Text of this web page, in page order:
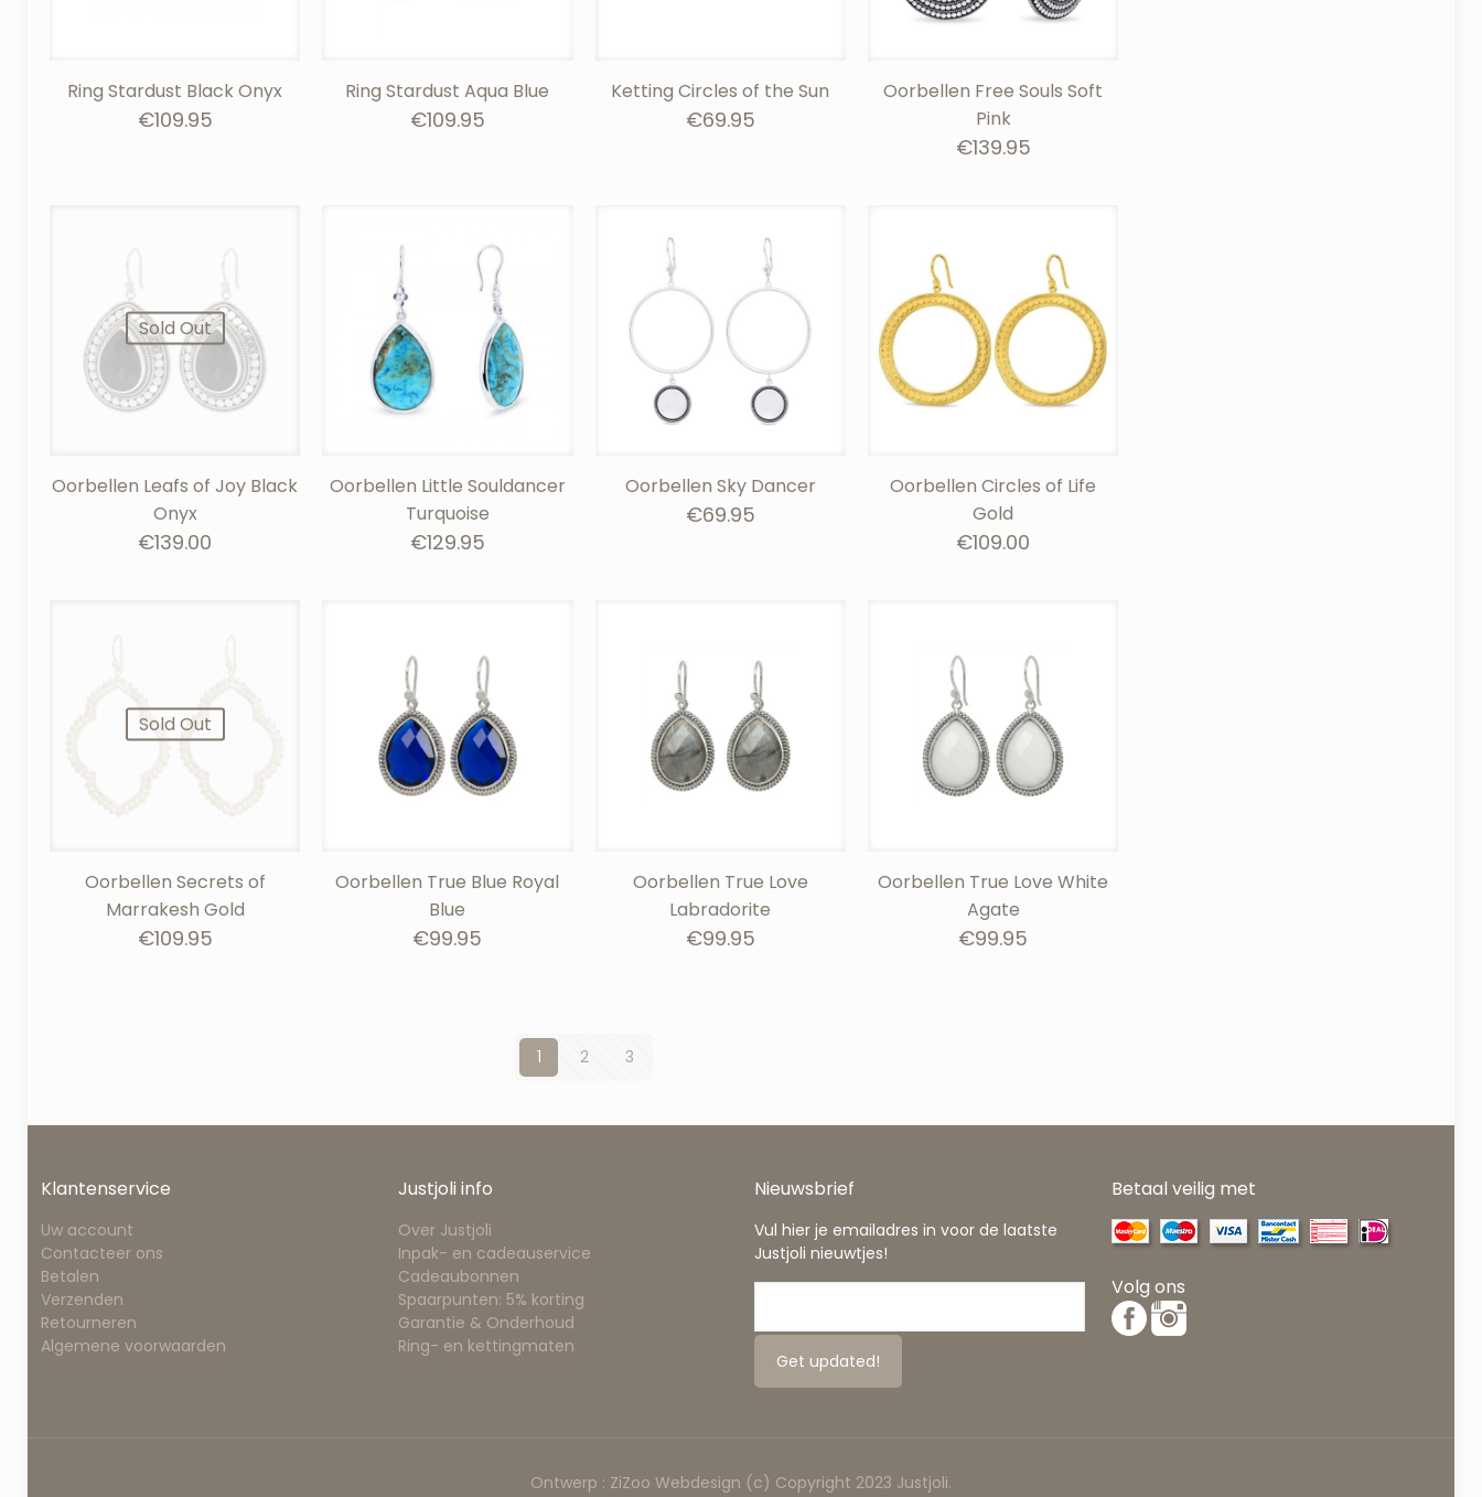
Ring Stardust Black Onyx
€109.95
Ring Stardust Aqua Blue
€109.95
Ketting Circles of the Sun
€69.95
Oorbellen Free Souls Soft
Pink
€139.95
Sold Out
Oorbellen Leafs of Joy Black
Onyx
€139.00
Oorbellen Little Souldancer
Turquoise
€129.95
Oorbellen Sky Dancer
€69.95
Oorbellen Circles of Life
Gold
€109.00
Sold Out
Oorbellen Secrets of
Marrakesh Gold
€109.95
Oorbellen True Blue Royal
Blue
€99.95
Oorbellen True Love
Labradorite
€99.95
Oorbellen True Love White
Agate
€99.95
1 2 3
Klantenservice
Uw account
Contacteer ons
Betalen
Verzenden
Retourneren
Algemene voorwaarden
Justjoli info
Over Justjoli
Inpak- en cadeauservice
Cadeaubonnen
Spaarpunten: 5% korting
Garantie & Onderhoud
Ring- en kettingmaten
Nieuwsbrief
Vul hier je emailadres in voor de laatste
Justjoli nieuwtjes!
Betaal veilig met
Volg ons
Ontwerp : ZiZoo Webdesign (c) Copyright 2023 Justjoli.